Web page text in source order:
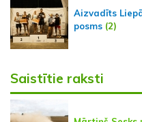
Aizvadīts
posms (2)
Saistītie raksti